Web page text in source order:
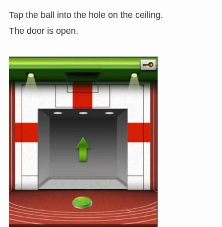
Tap the ball into the hole on the ceiling.
The door is open.